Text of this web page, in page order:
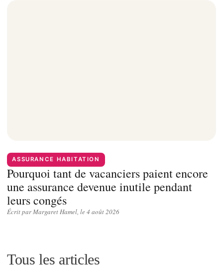
ASSURANCE HABITATION
Pourquoi tant de vacanciers paient encore
une assurance devenue inutile pendant
leurs congés
Écrit par Margaret Hamel, le 4 août 2026
Tous les articles